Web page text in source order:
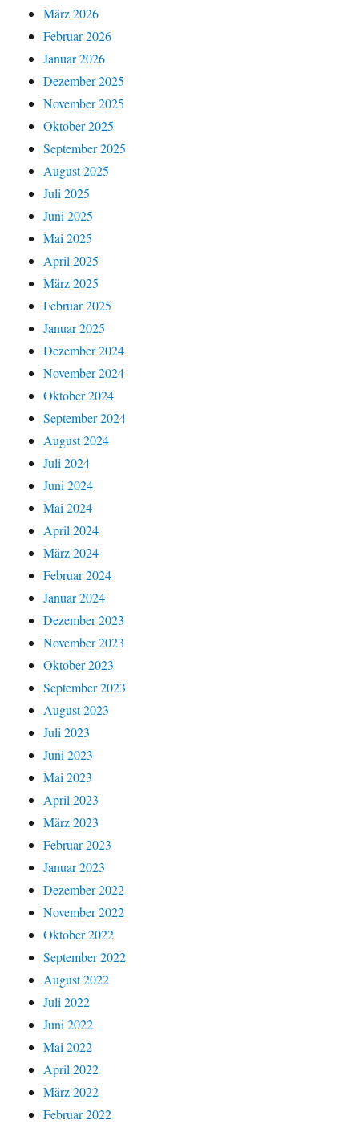
März 2026
Februar 2026
Januar 2026
Dezember 2025
November 2025
Oktober 2025
September 2025
August 2025
Juli 2025
Juni 2025
Mai 2025
April 2025
März 2025
Februar 2025
Januar 2025
Dezember 2024
November 2024
Oktober 2024
September 2024
August 2024
Juli 2024
Juni 2024
Mai 2024
April 2024
März 2024
Februar 2024
Januar 2024
Dezember 2023
November 2023
Oktober 2023
September 2023
August 2023
Juli 2023
Juni 2023
Mai 2023
April 2023
März 2023
Februar 2023
Januar 2023
Dezember 2022
November 2022
Oktober 2022
September 2022
August 2022
Juli 2022
Juni 2022
Mai 2022
April 2022
März 2022
Februar 2022